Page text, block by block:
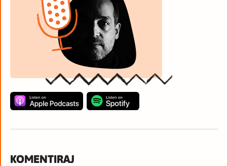
KOMENTIRAJ